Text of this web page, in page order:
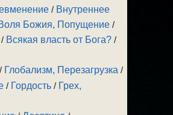
/ Внутреннее
Божия, Попущение /
/ Всякая власть от Бога? /
/ Глобализм, Перезагрузка /
/ Гордость / Грех,